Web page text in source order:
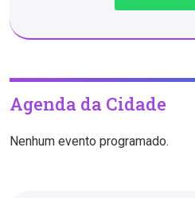
Agenda da Cidade
Nenhum evento programado.